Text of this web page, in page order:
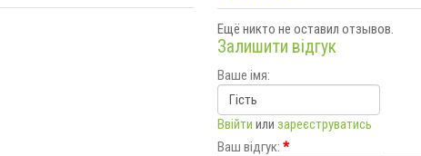
Ещё никто не оставил отзывов.
Залишити відгук
Ваше імя:
Ввійти или зареєструватись
Ваш відгук: *